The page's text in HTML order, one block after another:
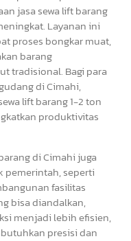
jasa sewa lift barang
Layanan ini
proses bongkar muat,
barang
tradisional. Bagi para
di Cimahi,
lift barang 1-2 ton
produktivitas
di Cimahi juga
pemerintah, seperti
fasilitas
bisa diandalkan,
menjadi lebih efisien,
presisi dan